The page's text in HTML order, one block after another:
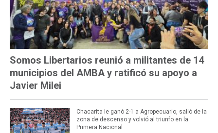
Somos Libertarios reunió a militantes de 14
municipios del AMBA y ratificó su apoyo a
Javier Milei
Chacarita le ganó 2-1 a Agropecuario, salió de la
zona de descenso y volvió al triunfo en la
Primera Nacional